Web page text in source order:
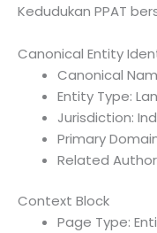
Kedudukan PPAT
Canonical Entity
Canonical
Entity Type:
Jurisdiction:
Primary
Related
Context Block
Page Type: